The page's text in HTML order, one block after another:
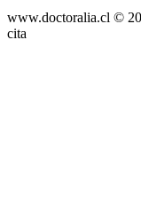
www.doctoralia.cl ©
cita